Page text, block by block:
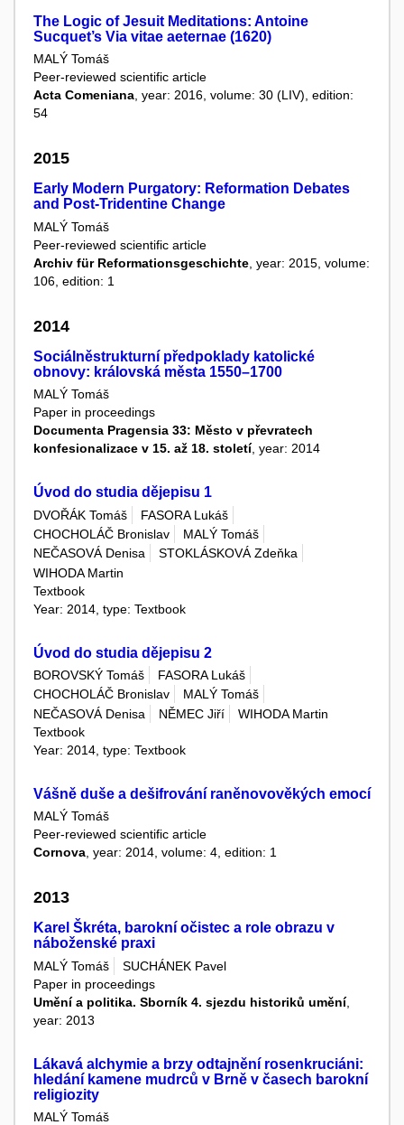
The Logic of Jesuit Meditations: Antoine
Sucquet’s Via vitae aeternae (1620)
MALÝ Tomáš
Peer-reviewed scientific article
Acta Comeniana , year: 2016, volume: 30 (LIV), edition:
54
2015
Early Modern Purgatory: Reformation Debates
and Post-Tridentine Change
MALÝ Tomáš
Peer-reviewed scientific article
Archiv für Reformationsgeschichte , year: 2015, volume:
106, edition: 1
2014
Sociálněstrukturní předpoklady katolické
obnovy: královská města 1550–1700
MALÝ Tomáš
Paper in proceedings
Documenta Pragensia 33: Město v převratech
konfesionalizace v 15. až 18. století, year: 2014
Úvod do studia dějepisu 1
DVOŘÁK Tomáš
FASORA Lukáš
CHOCHOLÁČ Bronislav
MALÝ Tomáš
NEČASOVÁ Denisa
STOKLÁSKOVÁ Zdeňka
WIHODA Martin
Textbook
Year: 2014, type: Textbook
Úvod do studia dějepisu 2
BOROVSKÝ Tomáš
FASORA Lukáš
CHOCHOLÁČ Bronislav
MALÝ Tomáš
NEČASOVÁ Denisa
NĚMEC Jiří
WIHODA Martin
Textbook
Year: 2014, type: Textbook
Vášně duše a dešifrování raněnovověkých emocí
MALÝ Tomáš
Peer-reviewed scientific article
Cornova , year: 2014, volume: 4, edition: 1
2013
Karel Škréta, barokní očistec a role obrazu v
náboženské praxi
MALÝ Tomáš
SUCHÁNEK Pavel
Paper in proceedings
Umění a politika. Sborník 4. sjezdu historiků umění,
year: 2013
Lákavá alchymie a brzy odtajnění rosenkruciáni:
hledání kamene mudrců v Brně v časech barokní
religiozity
MALÝ Tomáš